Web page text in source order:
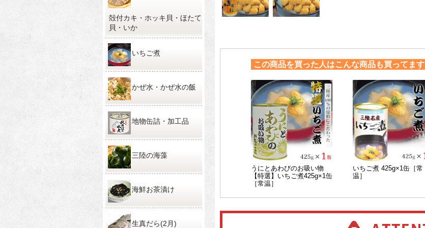
この商品を買った人はこんな商品も買ってます
うにとあわびのお吸い物
【特選】いちご煮425g×1缶
［常温］
いちご煮 425g×1缶［常
温］
殻付カキ・ホッキ貝・ほたて
貝・いか
いちご煮
かぜ水・かぜ水の飯
地物缶詰・加工品
三陸の海藻
海鮮お茶漬け
生真だら(2月)